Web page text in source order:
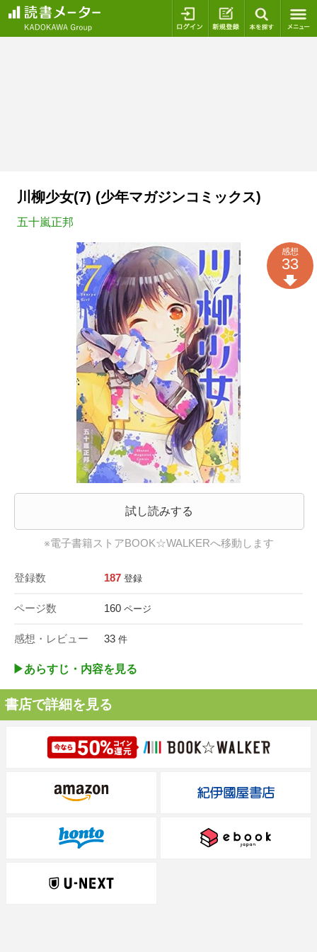
ログイン 新規登録
川柳少女(7) (少年マガジンコミックス)
五十嵐正邦
試し読みする
※電子書籍ストアBOOK☆WALKERへ移動します
登録数 187 登録
ページ数 160 ページ
感想・レビュー 33 件
感想
33
▶︎あらすじ・内容を見る
書店で詳細を見る